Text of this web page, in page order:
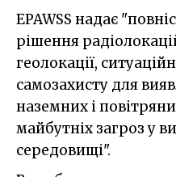
EPAWSS надає
рішення
геолокації,
самозахисту для
наземних і
майбутніх загроз у
середовищі".